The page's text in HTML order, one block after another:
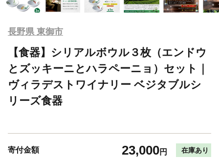
長野県 東御市
【食器】シリアルボウル３枚（エンドウ
とズッキーニとハラペーニョ）セット｜
ヴィラデストワイナリー ベジタブルシ
リーズ食器
寄付金額 23,000円 在庫あり